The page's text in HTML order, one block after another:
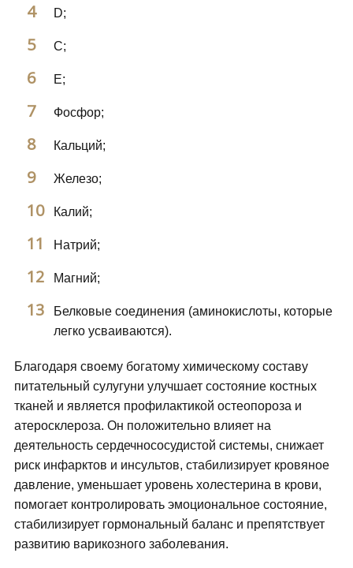
D;
С;
Е;
Фосфор;
Кальций;
Железо;
Калий;
Натрий;
Магний;
Белковые соединения (аминокислоты, которые
легко усваиваются).
Благодаря своему богатому химическому составу
питательный сулугуни улучшает состояние костных
тканей и является профилактикой остеопороза и
атеросклероза. Он положительно влияет на
деятельность сердечнососудистой системы, снижает
риск инфарктов и инсультов, стабилизирует кровяное
давление, уменьшает уровень холестерина в крови,
помогает контролировать эмоциональное состояние,
стабилизирует гормональный баланс и препятствует
развитию варикозного заболевания.